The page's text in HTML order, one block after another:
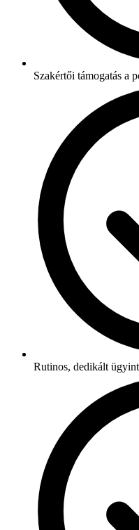
Szakértői támogatás a
Rutinos, dedikált